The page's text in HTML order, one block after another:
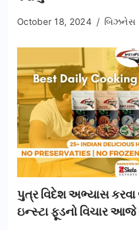
October 18, 2024 બિઝનેસ
પુત્ર વિદેશ અભ્યાસ
ઇન્સ્ટા ફૂડનો વિચાર